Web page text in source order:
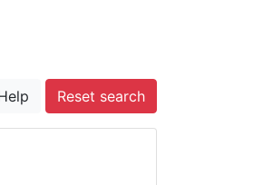
Reset search